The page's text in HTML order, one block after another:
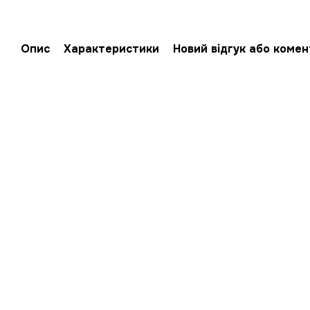
Опис Характеристики Новий відгук або